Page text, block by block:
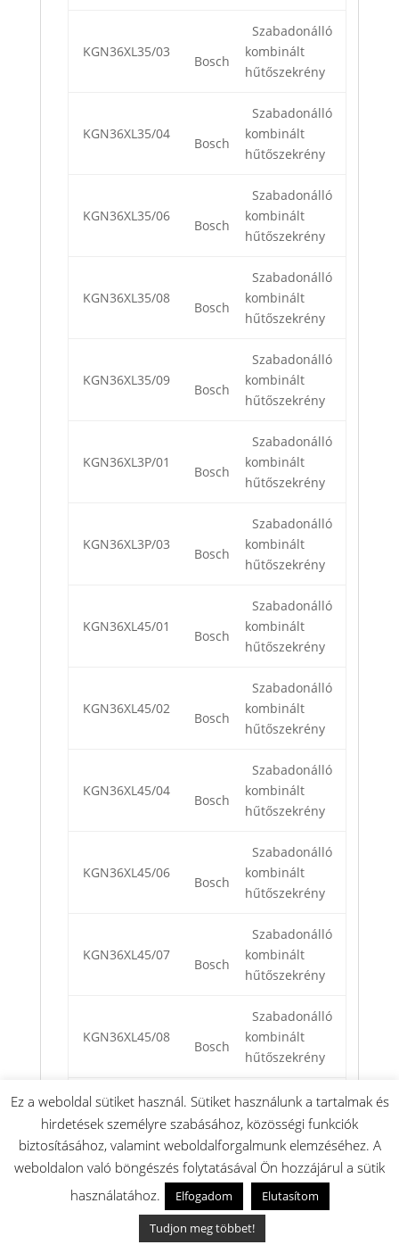
KGN36XL35/03
Bosch
Szabadonálló
kombinált
hűtőszekrény
KGN36XL35/04
Bosch
Szabadonálló
kombinált
hűtőszekrény
KGN36XL35/06
Bosch
Szabadonálló
kombinált
hűtőszekrény
KGN36XL35/08
Bosch
Szabadonálló
kombinált
hűtőszekrény
KGN36XL35/09
Bosch
Szabadonálló
kombinált
hűtőszekrény
KGN36XL3P/01
Bosch
Szabadonálló
kombinált
hűtőszekrény
KGN36XL3P/03
Bosch
Szabadonálló
kombinált
hűtőszekrény
KGN36XL45/01
Bosch
Szabadonálló
kombinált
hűtőszekrény
KGN36XL45/02
Bosch
Szabadonálló
kombinált
hűtőszekrény
KGN36XL45/04
Bosch
Szabadonálló
kombinált
hűtőszekrény
KGN36XL45/06
Bosch
Szabadonálló
kombinált
hűtőszekrény
KGN36XL45/07
Bosch
Szabadonálló
kombinált
hűtőszekrény
KGN36XL45/08
Bosch
Szabadonálló
kombinált
hűtőszekrény
KGN36XL45/09
Bosch
Szabadonálló
kombinált
hűtőszekrény
KGN36XW30U/02 Bosch
Szabadonálló
kombinált
hűtőszekrény
Ez a weboldal sütiket használ. Sütiket használunk a tartalmak és
hirdetések személyre szabásához, közösségi funkciók
biztosításához, valamint weboldalforgalmunk elemzéséhez. A
weboldalon való böngészés folytatásával Ön hozzájárul a sütik
használatához.
Elfogadom
Elutasítom
Tudjon meg többet!